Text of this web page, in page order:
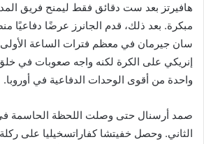
هافيرتز بعد ست دقائق فقط ليمنح فريق
مبكرة. بعد ذلك، قدم الجانرز عرضًا دفاعيًا
سان جيرمان في معظم فترات الساعة
إنريكي على الكرة لكنه واجه صعوبات في
واحدة من أقوى الوحدات الدفاعية في أوروبا.
صمد أرسنال حتى وصلت اللحظة الحاسمة
الثاني. وحصل خفيتشا كفاراتسخيليا على